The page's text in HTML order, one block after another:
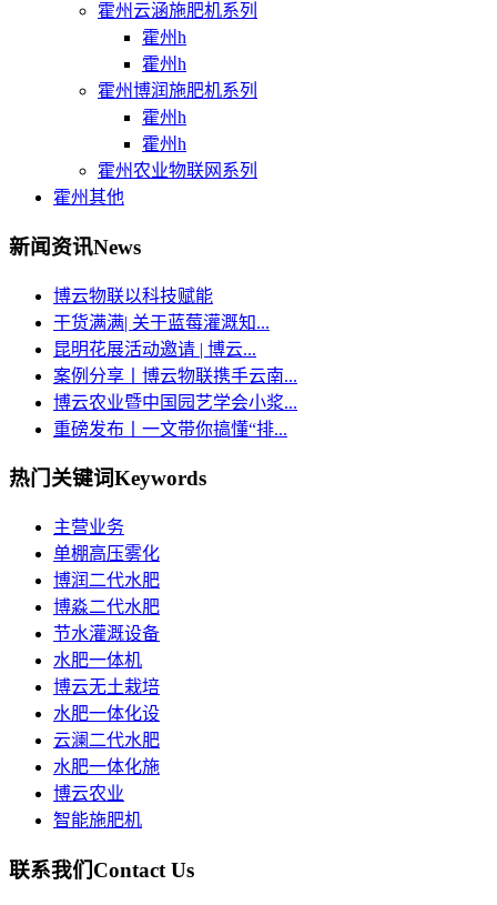
霍州云涵施肥机系列
霍州h
霍州h
霍州博润施肥机系列
霍州h
霍州h
霍州农业物联网系列
霍州其他
新闻资讯News
博云物联以科技赋能
干货满满| 关于蓝莓灌溉知...
昆明花展活动邀请 | 博云...
案例分享丨博云物联携手云南...
博云农业暨中国园艺学会小浆...
重磅发布丨一文带你搞懂“排...
热门关键词Keywords
主营业务
单棚高压雾化
博润二代水肥
博淼二代水肥
节水灌溉设备
水肥一体机
博云无土栽培
水肥一体化设
云澜二代水肥
水肥一体化施
博云农业
智能施肥机
联系我们Contact Us